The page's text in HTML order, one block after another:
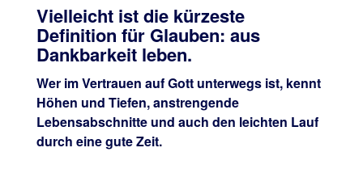
Vielleicht ist die kürzeste
Definition für Glauben: aus
Dankbarkeit leben.
Wer im Vertrauen auf Gott unterwegs ist, kennt
Höhen und Tiefen, anstrengende
Lebensabschnitte und auch den leichten Lauf
durch eine gute Zeit.